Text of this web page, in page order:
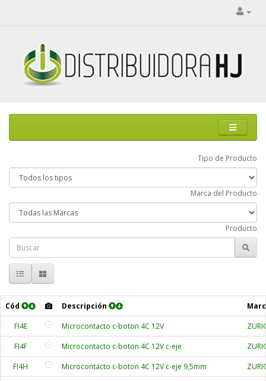
Tipo de Producto
Marca del Producto
Producto
Cód Descripción
FI4E
Microcontacto c-boton 4C 12V
FI4F
Microcontacto c-boton 4C 12V c-eje
FI4H
Microcontacto c-boton 4C 12V c-eje 9,5mm